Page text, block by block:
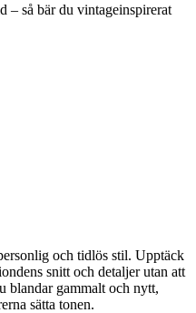
– så bär du vintageinspirerat
och tidlös stil. Upptäck
snitt och detaljer utan att
blandar gammalt och nytt,
sätta tonen.